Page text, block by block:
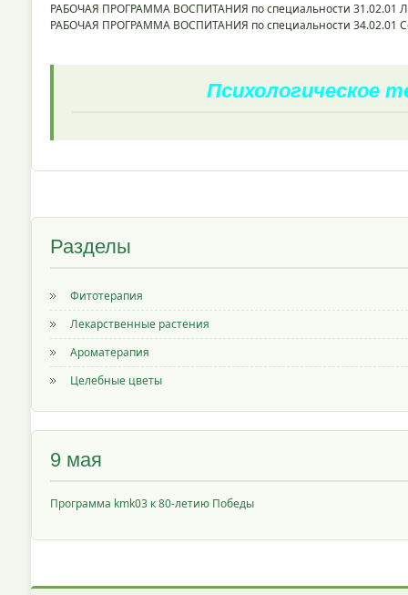
РАБОЧАЯ ПРОГРАММА ВОСПИТАНИЯ по специальности 31.02.01
РАБОЧАЯ ПРОГРАММА ВОСПИТАНИЯ по специальности 34.02.01
Психологическое
Разделы
Фитотерапия
Лекарственные растения
Ароматерапия
Целебные цветы
9 мая
Программа kmk03 к 80-летию Победы